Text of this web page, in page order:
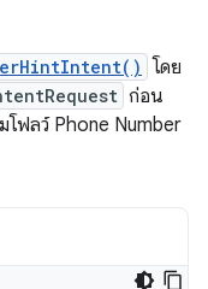
โดย
ก่อน
โฟลว์ Phone Number